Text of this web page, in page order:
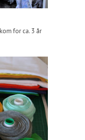
for ca. 3 år